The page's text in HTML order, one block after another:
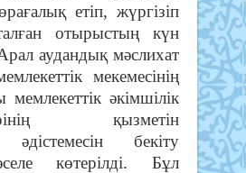
етіп, жүргізіп
отырыстың күн
аудандық мәслихат
мекемесінің
әкімшілік
қызметін
әдістемесін бекіту
көтерілді. Бұл